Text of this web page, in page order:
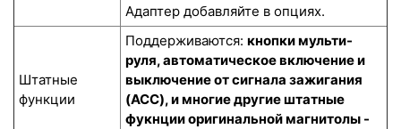
Адаптер добавляйте в опциях.
Штатные
функции
Поддерживаются: кнопки мульти-
руля, автоматическое включение и
выключение от сигнала зажигания
(ACC), и многие другие штатные
фукнции оригинальной магнитолы -